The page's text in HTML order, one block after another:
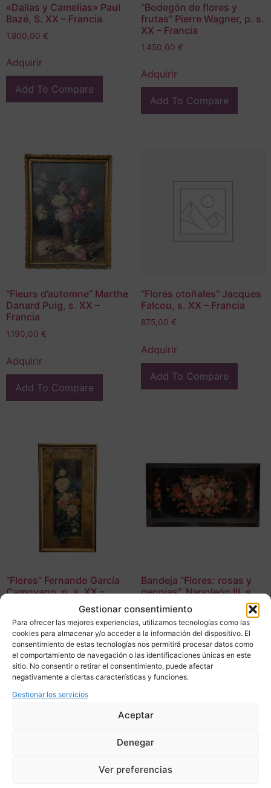
Gestionar consentimiento
Para ofrecer las mejores experiencias, utilizamos tecnologías como las
cookies para almacenar y/o acceder a la información del dispositivo. El
consentimiento de estas tecnologías nos permitirá procesar datos como
el comportamiento de navegación o las identificaciones únicas en este
sitio. No consentir o retirar el consentimiento, puede afectar
negativamente a ciertas características y funciones.
Gestionar los servicios
Aceptar
Denegar
Ver preferencias
«Dalias y Camelias» Paul
Bazé, S. XX – Francia
1.800,00 €
Adquirir
Add To Compare
“Bodegón de flores y
frutas” Pierre Wagner, p. s.
XX – Francia
1.450,00 €
Adquirir
Add To Compare
“Fleurs d’automne” Marthe
Danard Puig, s. XX –
Francia
1.190,00 €
Adquirir
Add To Compare
“Flores otoñales” Jacques
Falcou, s. XX – Francia
875,00 €
Adquirir
Add To Compare
“Flores” Fernando García
Camoyano, p. s. XX –
1.250,00€
Adquirir
Add To Compare
Bandeja “Flores: rosas y
peonías”, Napoleón III, s.
XIX – Francia
250,00€
Adquirir
Add To Compare